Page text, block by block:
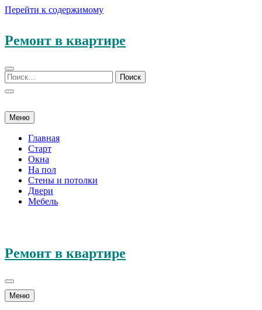
Перейти к содержимому
Ремонт в квартире
Меню
Главная
Старт
Окна
На пол
Стены и потолки
Двери
Мебель
Ремонт в квартире
Меню